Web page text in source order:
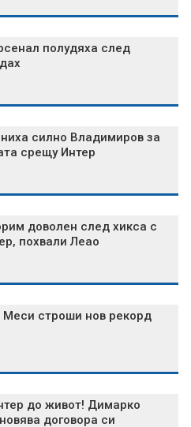
полудяха след
силно Владимиров за
срещу Интер
доволен след хикса с
похвали Леао
Меси строши нов рекорд
до живот! Димарко
договора си